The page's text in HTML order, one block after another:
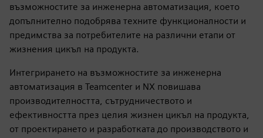
ефективността, намаляване на грешките и ускоряване
на процесите на разработване на продукти. Чрез
автоматизиране на повтарящи се задачи и
рационализиране на работните процеси, PLM
голяма производителност и иновации, като
същевременно гарантират качеството и целостта на
своите продукти.
В Siemens,Teamcenter PLMиNX CADинтегрират